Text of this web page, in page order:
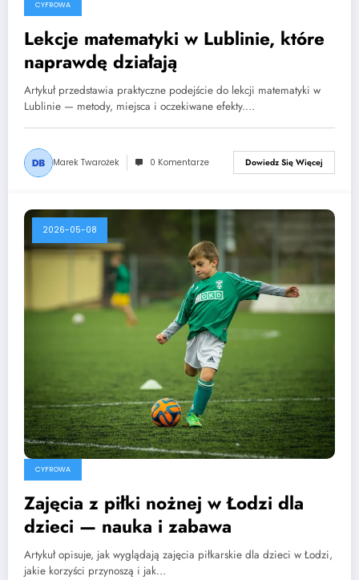
CYFROWA
Lekcje matematyki w Lublinie, które
naprawdę działają
Artykuł przedstawia praktyczne podejście do lekcji matematyki w
Lublinie — metody, miejsca i oczekiwane efekty.…
Marek Twarożek 0 Komentarze Dowiedz Się Więcej
2026-05-08
CYFROWA
Zajęcia z piłki nożnej w Łodzi dla
dzieci — nauka i zabawa
Artykuł opisuje, jak wyglądają zajęcia piłkarskie dla dzieci w Łodzi,
jakie korzyści przynoszą i jak…